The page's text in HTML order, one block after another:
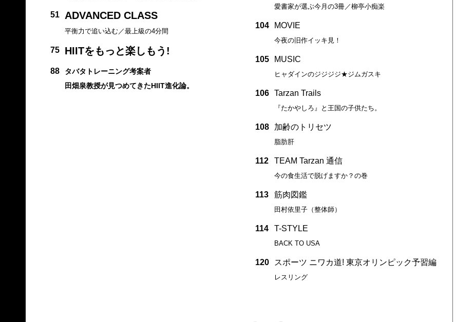
51 ADVANCED CLASS
平衡力で追い込む／最上級の4分間
75 HIITをもっと楽しもう!
88
タバタトレーニング考案者
田畑泉教授が見つめてきたHIIT進化論。
愛書家が選ぶ今月の3冊／柳亭小痴楽
104 MOVIE
今夜の旧作イッキ見！
105 MUSIC
ヒャダインのジジジジ★ジムガスキ
106 Tarzan Trails
『たかやしろ』と王国の子供たち。
108 加齢のトリセツ
脂肪肝
112 TEAM Tarzan 通信
今の食生活で脱げますか？の巻
113 筋肉図鑑
田村依里子（整体師）
114 T-STYLE
BACK TO USA
120 スポーツ ニワカ道! 東京オリンピック予習編
レスリング